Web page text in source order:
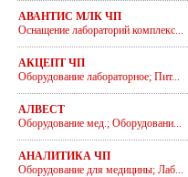
АВАНТИС МЛК ЧП
Оснащение лабораторий комплекс...
АКЦЕПТ ЧП
Оборудование лабораторное; Пит...
АЛВЕСТ
Оборудование мед.; Оборудовани...
АНАЛИТИКА ЧП
Оборудование для медицины; Лаб...